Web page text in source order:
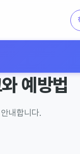
예방법
내합니다.